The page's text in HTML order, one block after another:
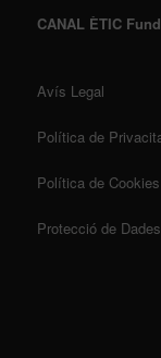
CANAL ÈTIC
Avís Legal
Política de
Política de Cookies
Protecció de Dades